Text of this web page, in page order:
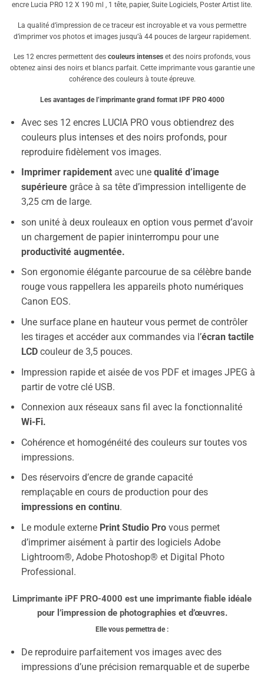
encre Lucia PRO 12 X 190 ml , 1 tête, papier, Suite Logiciels, Poster Artist lite.
La qualité d’impression de ce traceur est incroyable et va vous permettre
d’imprimer vos photos et images jusqu’à 44 pouces de largeur rapidement.
Les 12 encres permettent des couleurs intenses et des noirs profonds, vous
obtenez ainsi des noirs et blancs parfait. Cette imprimante vous garantie une
cohérence des couleurs à toute épreuve.
Les avantages de l’imprimante grand format IPF PRO 4000
Avec ses 12 encres LUCIA PRO vous obtiendrez des
couleurs plus intenses et des noirs profonds, pour
reproduire fidèlement vos images.
Imprimer rapidementavec une qualité d’image
supérieuregrâce à sa tête d’impression intelligente de
3,25 cm de large.
son unité à deux rouleaux en option vous permet d’avoir
un chargement de papier ininterrompu pour une
productivité augmentée.
Son ergonomie élégante parcourue de sa célèbre bande
rouge vous rappellera les appareils photo numériques
Canon EOS.
Une surface plane en hauteur vous permet de contrôler
les tirages et accéder aux commandes via l’écran tactile
LCDcouleur de 3,5 pouces.
Impression rapide et aisée de vos PDF et images JPEG à
partir de votre clé USB.
Connexion aux réseaux sans fil avec la fonctionnalité
Wi-Fi.
Cohérence et homogénéité des couleurs sur toutes vos
impressions.
Des réservoirs d’encre de grande capacité
remplaçable en cours de production pour des
impressions en continu.
Le module externePrint Studio Provous permet
d’imprimer aisément à partir des logiciels Adobe
Lightroom®, Adobe Photoshop® et Digital Photo
Professional.
Limprimante iPF PRO-4000 est une imprimante fiable idéale
pour l’impression de photographies et d’œuvres.
Elle vous permettra de :
De reproduire parfaitement vos images avec des
impressions d’une précision remarquable et de superbe